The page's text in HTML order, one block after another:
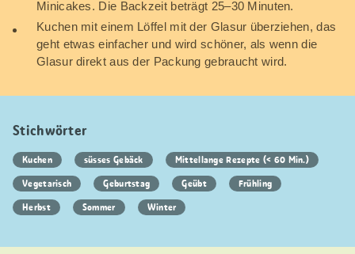
Minicakes. Die Backzeit beträgt 25–30 Minuten.
Kuchen mit einem Löffel mit der Glasur überziehen, das
geht etwas einfacher und wird schöner, als wenn die
Glasur direkt aus der Packung gebraucht wird.
Stichwörter
Kuchen süsses Gebäck
Mittellange Rezepte (< 60 Min.)
Vegetarisch
Geburtstag Geübt
Frühling
Herbst
Sommer Winter